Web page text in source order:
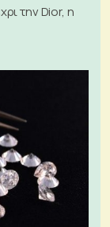
την Dior, η